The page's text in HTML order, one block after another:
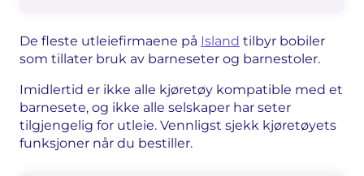
De fleste utleiefirmaene på Island tilbyr bobiler
som tillater bruk av barneseter og barnestoler.
Imidlertid er ikke alle kjøretøy kompatible med et
barnesete, og ikke alle selskaper har seter
tilgjengelig for utleie. Vennligst sjekk kjøretøyets
funksjoner når du bestiller.